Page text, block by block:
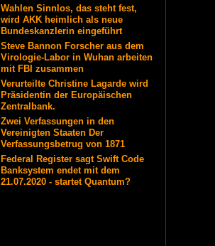
Wahlen Sinnlos, das steht fest,
wird AKK heimlich als neue
Bundeskanzlerin eingeführt
Steve Bannon Forscher aus dem
Virologie-Labor in Wuhan arbeiten
mit FBI zusammen
Verurteilte Christine Lagarde wird
Präsidentin der Europäischen
Zentralbank.
Zwei Verfassungen in den
Vereinigten Staaten Der
Verfassungsbetrug von 1871
Federal Register sagt Swift Code
Banksystem endet mit dem
21.07.2020 - startet Quantum?